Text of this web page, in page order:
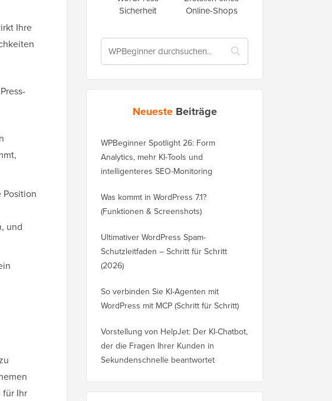
Ihre
und
für Ihr
Sicherheit
Online-Shops
Neueste Beiträge
WPBeginner Spotlight 26: Form
Analytics, mehr KI-Tools und
intelligenteres SEO-Monitoring
Was kommt in WordPress 7.1?
(Funktionen & Screenshots)
Ultimativer WordPress Spam-
Schutzleitfaden – Schritt für Schritt
(2026)
So verbinden Sie KI-Agenten mit
WordPress mit MCP (Schritt für Schritt)
Vorstellung von HelpJet: Der KI-Chatbot,
der die Fragen Ihrer Kunden in
Sekundenschnelle beantwortet